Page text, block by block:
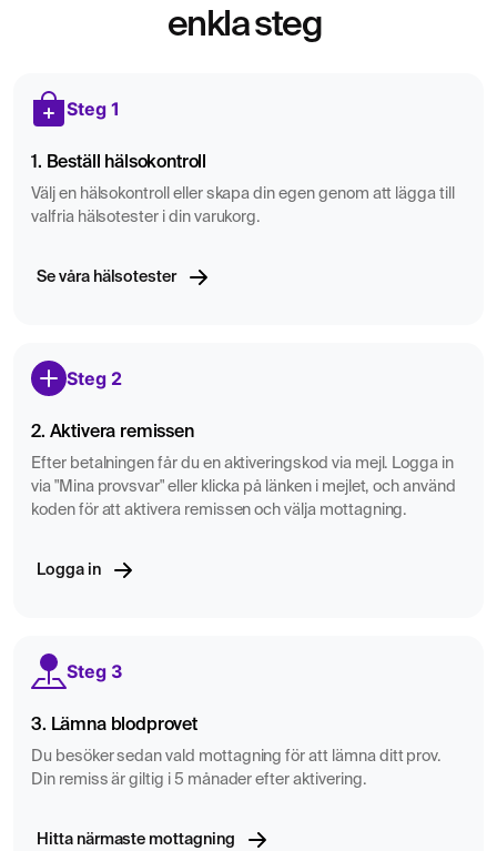
enkla steg
Steg 1
1. Beställ hälsokontroll
Välj en hälsokontroll eller skapa din egen genom att lägga till
valfria hälsotester i din varukorg.
Se våra hälsotester
Steg 2
2. Aktivera remissen
Efter betalningen får du en aktiveringskod via mejl. Logga in
via "Mina provsvar" eller klicka på länken i mejlet, och använd
koden för att aktivera remissen och välja mottagning.
Logga in
Steg 3
3. Lämna blodprovet
Du besöker sedan vald mottagning för att lämna ditt prov.
Din remiss är giltig i 5 månader efter aktivering.
Hitta närmaste mottagning